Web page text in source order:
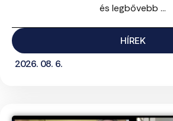
és legbővebb ...
HÍREK
2026. 08. 6.